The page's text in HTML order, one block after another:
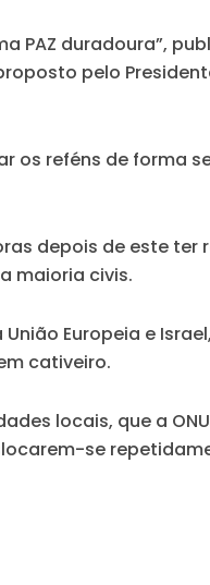
PAZ duradoura”,
pelo
os reféns de forma
depois de este ter
maioria civis.
Europeia e
cativeiro.
locais, que a
se